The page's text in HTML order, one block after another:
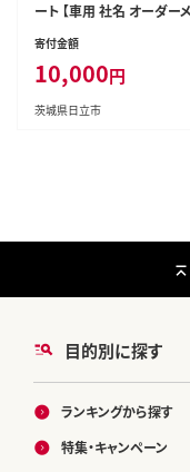
ート 【車用 社名 オーダー
10文字以内 ステッカー シ
寄付金額
10,000円
茨城県日立市
目的別に探す
ランキングから探す
特集・キャンペーン